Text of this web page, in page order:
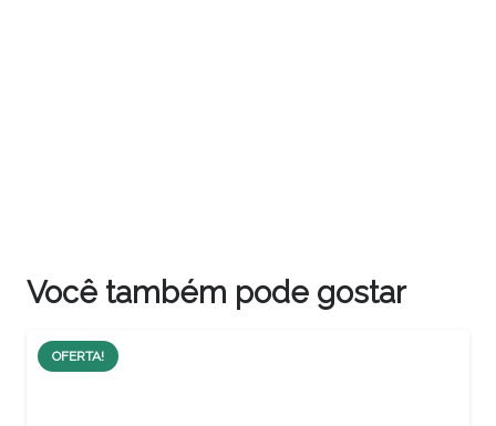
Você também pode gostar
OFERTA!